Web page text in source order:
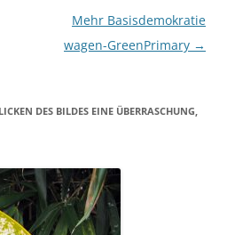
Mehr Basisdemokratie
wagen-GreenPrimary →
DES BILDES EINE ÜBERRASCHUNG,